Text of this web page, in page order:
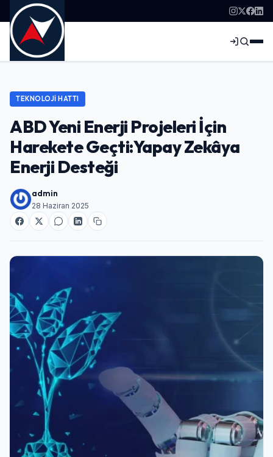
TEKNOLOJI HATTI
ABD Yeni Enerji Projeleri İçin
Harekete Geçti:Yapay Zekâya
Enerji Desteği
admin
28 Haziran 2025